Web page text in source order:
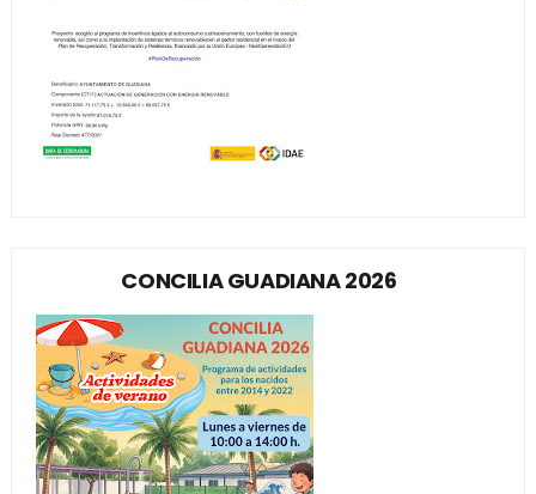
CONCILIA GUADIANA 2026